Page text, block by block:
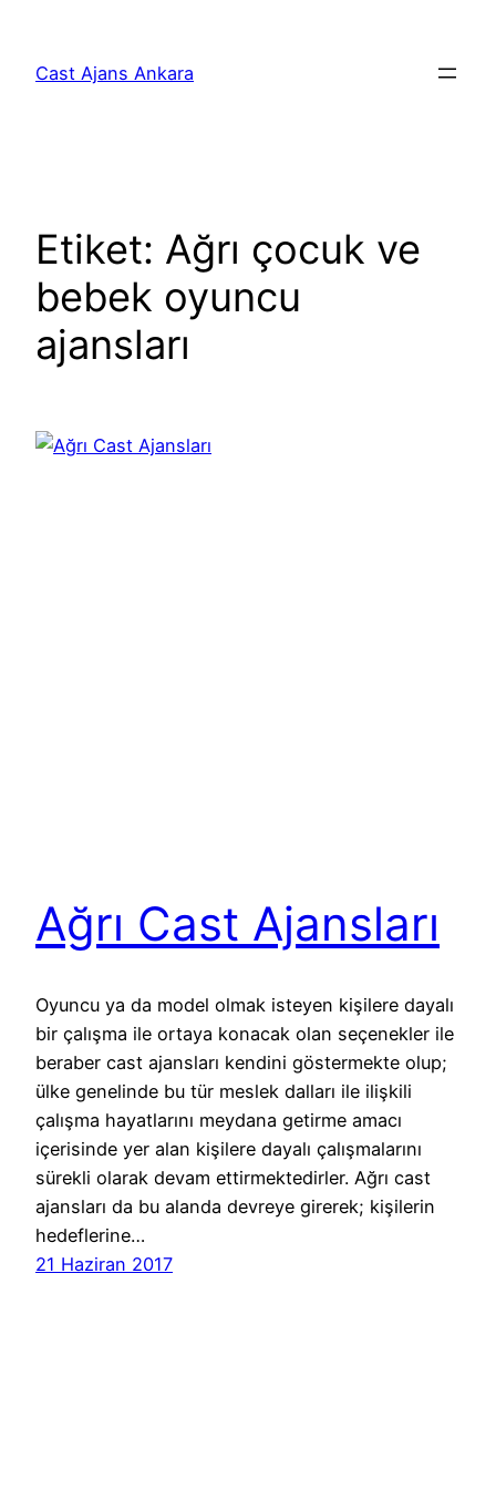
Cast Ajans Ankara
Etiket: Ağrı çocuk ve
bebek oyuncu
ajansları
Ağrı Cast Ajansları
Oyuncu ya da model olmak isteyen kişilere dayalı
bir çalışma ile ortaya konacak olan seçenekler ile
beraber cast ajansları kendini göstermekte olup;
ülke genelinde bu tür meslek dalları ile ilişkili
çalışma hayatlarını meydana getirme amacı
içerisinde yer alan kişilere dayalı çalışmalarını
sürekli olarak devam ettirmektedirler. Ağrı cast
ajansları da bu alanda devreye girerek; kişilerin
hedeflerine…
21 Haziran 2017